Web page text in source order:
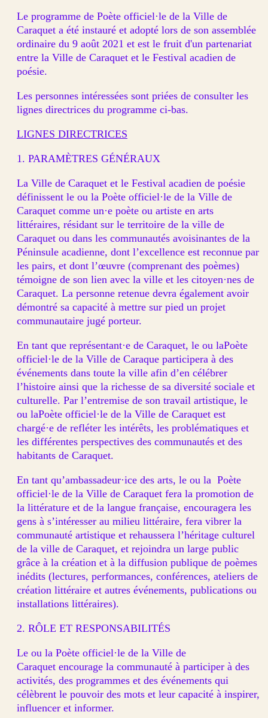
Le programme de Poète officiel·le de la Ville de
Caraquet a été instauré et adopté lors de son assemblée
ordinaire du 9 août 2021 et est le fruit d'un partenariat
entre la Ville de Caraquet et le Festival acadien de
poésie.
Les personnes intéressées sont priées de consulter les
lignes directrices du programme ci-bas.
LIGNES DIRECTRICES
1. PARAMÈTRES GÉNÉRAUX
La Ville de Caraquet et le Festival acadien de poésie
définissent le ou la Poète officiel·le de la Ville de
Caraquet comme un·e poète ou artiste en arts
littéraires, résidant sur le territoire de la ville de
Caraquet ou dans les communautés avoisinantes de la
Péninsule acadienne, dont l’excellence est reconnue par
les pairs, et dont l’œuvre (comprenant des poèmes)
témoigne de son lien avec la ville et les citoyen·nes de
Caraquet. La personne retenue devra également avoir
démontré sa capacité à mettre sur pied un projet
communautaire jugé porteur.
En tant que représentant·e de Caraquet, le ou laPoète
officiel·le de la Ville de Caraque participera à des
événements dans toute la ville afin d’en célébrer
l’histoire ainsi que la richesse de sa diversité sociale et
culturelle. Par l’entremise de son travail artistique, le
ou laPoète officiel·le de la Ville de Caraquet est
chargé·e de refléter les intérêts, les problématiques et
les différentes perspectives des communautés et des
habitants de Caraquet.
En tant qu’ambassadeur·ice des arts, le ou la Poète
officiel·le de la Ville de Caraquet fera la promotion de
la littérature et de la langue française, encouragera les
gens à s’intéresser au milieu littéraire, fera vibrer la
communauté artistique et rehaussera l’héritage culturel
de la ville de Caraquet, et rejoindra un large public
grâce à la création et à la diffusion publique de poèmes
inédits (lectures, performances, conférences, ateliers de
création littéraire et autres événements, publications ou
installations littéraires).
2. RÔLE ET RESPONSABILITÉS
Le ou la Poète officiel·le de la Ville de
Caraquet encourage la communauté à participer à des
activités, des programmes et des événements qui
célèbrent le pouvoir des mots et leur capacité à inspirer,
influencer et informer.